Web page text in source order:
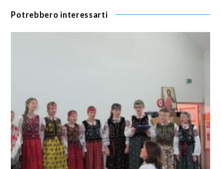
Potrebbero interessarti